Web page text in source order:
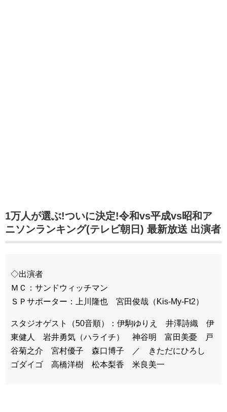
1万人が選ぶ!ついに決定!令和vs平成vs昭和ア
ニソンランキング(テレビ朝日) 最新放送 出演者
◇出演者
ＭＣ：サンドウィッチマン
ＳＰサポーター：上川隆也 宮田俊哉（Kis-My-Ft2）
スタジオゲスト（50音順）：伊駒ゆりえ 井澤詩織 伊
東健人 岩井勇気（ハライチ） 神谷明 富田美憂 戸
谷菊之介 宮村優子 森口博子 ／ きただにひろし
ゴダイゴ 高橋洋樹 松本梨香 米良美一